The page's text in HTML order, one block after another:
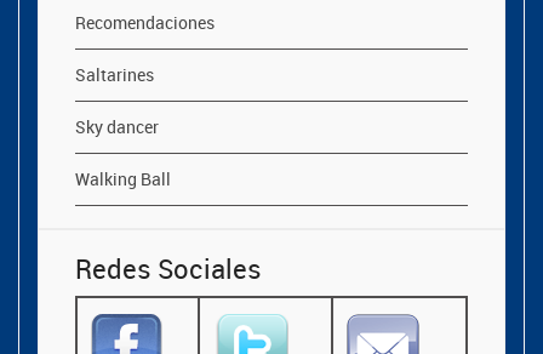
Recomendaciones
Saltarines
Sky dancer
Walking Ball
Redes Sociales